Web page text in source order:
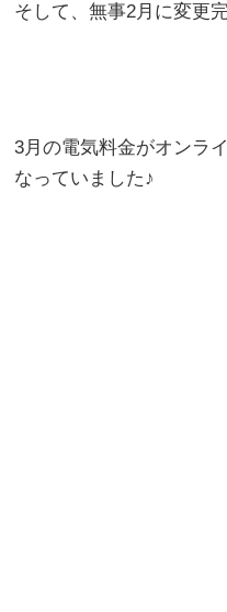
そして、無事2月に変更完
3月の電気料金がオンラ
なっていました♪